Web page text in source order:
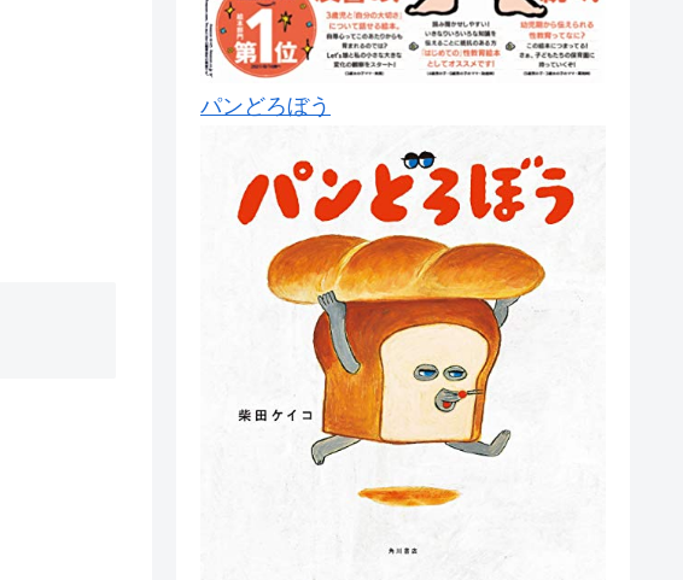
パンどろぼう